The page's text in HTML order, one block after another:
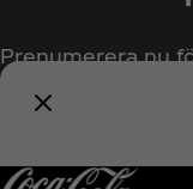
Prenumerera nu
Coca‑Cola!